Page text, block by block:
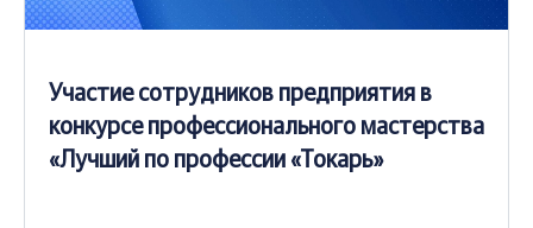
Участие сотрудников предприятия в
конкурсе профессионального мастерства
«Лучший по профессии «Токарь»